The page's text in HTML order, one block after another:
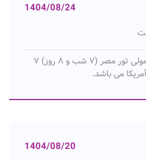
1404/08/24
باسلام، پکیج معمولی تور مصر (۷ شب و ۸ روز) ۷
1404/08/20